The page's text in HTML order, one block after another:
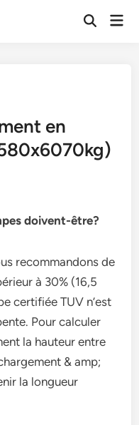
Open
en
doivent-être?
recommandons de
à 30% (16,5
certifiée TUV n’est
Pour calculer
la hauteur entre
& amp;
la longueur